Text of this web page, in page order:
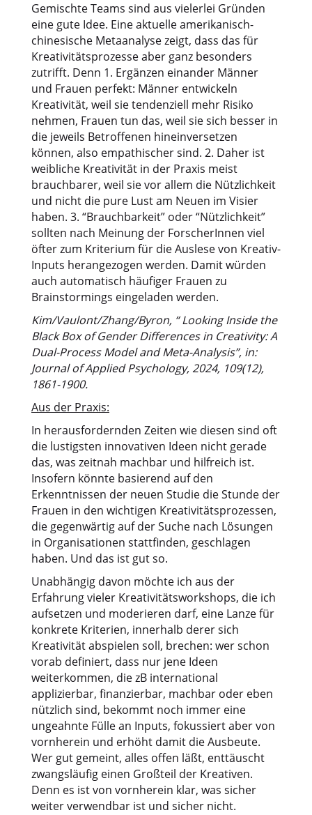
Gemischte Teams sind aus vielerlei Gründen
eine gute Idee. Eine aktuelle amerikanisch-
chinesische Metaanalyse zeigt, dass das für
Kreativitätsprozesse aber ganz besonders
zutrifft. Denn 1. Ergänzen einander Männer
und Frauen perfekt: Männer entwickeln
Kreativität, weil sie tendenziell mehr Risiko
nehmen, Frauen tun das, weil sie sich besser in
die jeweils Betroffenen hineinversetzen
können, also empathischer sind. 2. Daher ist
weibliche Kreativität in der Praxis meist
brauchbarer, weil sie vor allem die Nützlichkeit
und nicht die pure Lust am Neuen im Visier
haben. 3. “Brauchbarkeit” oder “Nützlichkeit”
sollten nach Meinung der ForscherInnen viel
öfter zum Kriterium für die Auslese von Kreativ-
Inputs herangezogen werden. Damit würden
auch automatisch häufiger Frauen zu
Brainstormings eingeladen werden.
Kim/Vaulont/Zhang/Byron, “ Looking Inside the
Black Box of Gender Differences in Creativity: A
Dual-Process Model and Meta-Analysis”, in:
Journal of Applied Psychology, 2024, 109(12),
1861-1900.
Aus der Praxis:
In herausfordernden Zeiten wie diesen sind oft
die lustigsten innovativen Ideen nicht gerade
das, was zeitnah machbar und hilfreich ist.
Insofern könnte basierend auf den
Erkenntnissen der neuen Studie die Stunde der
Frauen in den wichtigen Kreativitätsprozessen,
die gegenwärtig auf der Suche nach Lösungen
in Organisationen stattfinden, geschlagen
haben. Und das ist gut so.
Unabhängig davon möchte ich aus der
Erfahrung vieler Kreativitätsworkshops, die ich
aufsetzen und moderieren darf, eine Lanze für
konkrete Kriterien, innerhalb derer sich
Kreativität abspielen soll, brechen: wer schon
vorab definiert, dass nur jene Ideen
weiterkommen, die zB international
applizierbar, finanzierbar, machbar oder eben
nützlich sind, bekommt noch immer eine
ungeahnte Fülle an Inputs, fokussiert aber von
vornherein und erhöht damit die Ausbeute.
Wer gut gemeint, alles offen läßt, enttäuscht
zwangsläufig einen Großteil der Kreativen.
Denn es ist von vornherein klar, was sicher
weiter verwendbar ist und sicher nicht.